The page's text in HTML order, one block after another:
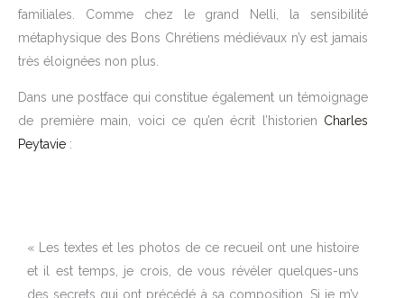
familiales. Comme chez le grand Nelli, la sensibilité
métaphysique des Bons Chrétiens médiévaux n’y est jamais
très éloignées non plus.
Dans une postface qui constitue également un témoignage
de première main, voici ce qu’en écrit l’historien Charles
Peytavie :
« Les textes et les photos de ce recueil ont une histoire
et il est temps, je crois, de vous révéler quelques-uns
des secrets qui ont précédé à sa composition. Si je m’y